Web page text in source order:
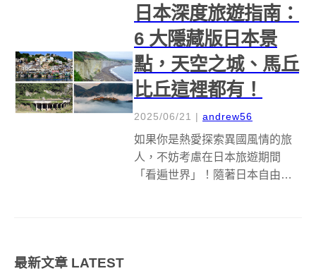
日本深度旅遊指南：
6 大隱藏版日本景
點，天空之城、馬丘
比丘這裡都有！
2025/06/21 | andrew56
如果你是熱愛探索異國風情的旅
人，不妨考慮在日本旅遊期間
「看遍世界」！隨著日本自由行
最新文章 LATEST